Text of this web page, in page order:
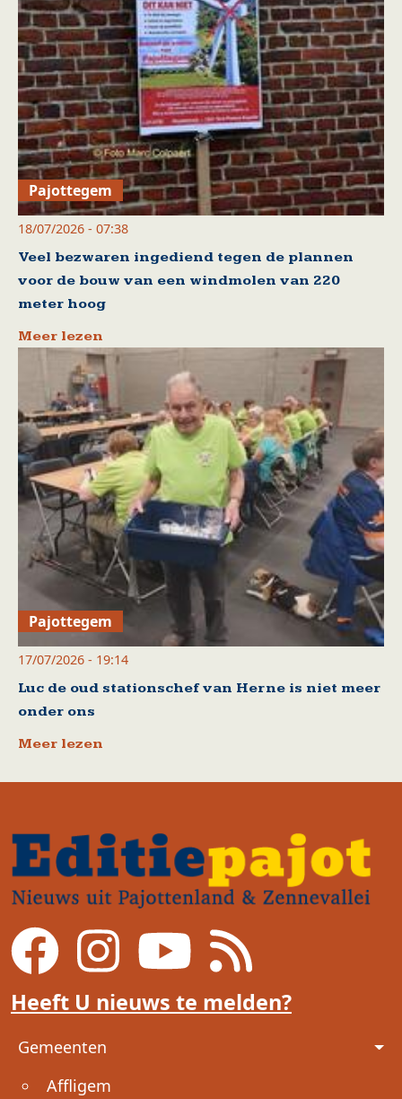
Pajottegem
18/07/2026 - 07:38
Veel bezwaren ingediend tegen de plannen
voor de bouw van een windmolen van 220
meter hoog
Meer lezen
Pajottegem
17/07/2026 - 19:14
Luc de oud stationschef van Herne is niet meer
onder ons
Meer lezen
Heeft U nieuws te melden?
Voet
Gemeenten
Affligem